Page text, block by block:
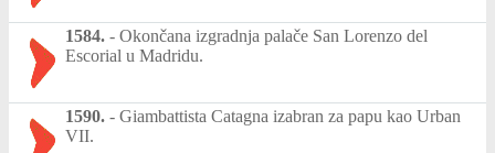
1584. - Okončana izgradnja palače San Lorenzo del
Escorial u Madridu.
1590. - Giambattista Catagna izabran za papu kao Urban
VII.